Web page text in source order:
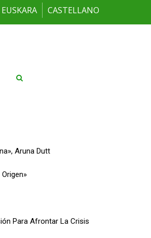
EUSKARA CASTELLANO
Aruna Dutt
Para Afrontar La Crisis